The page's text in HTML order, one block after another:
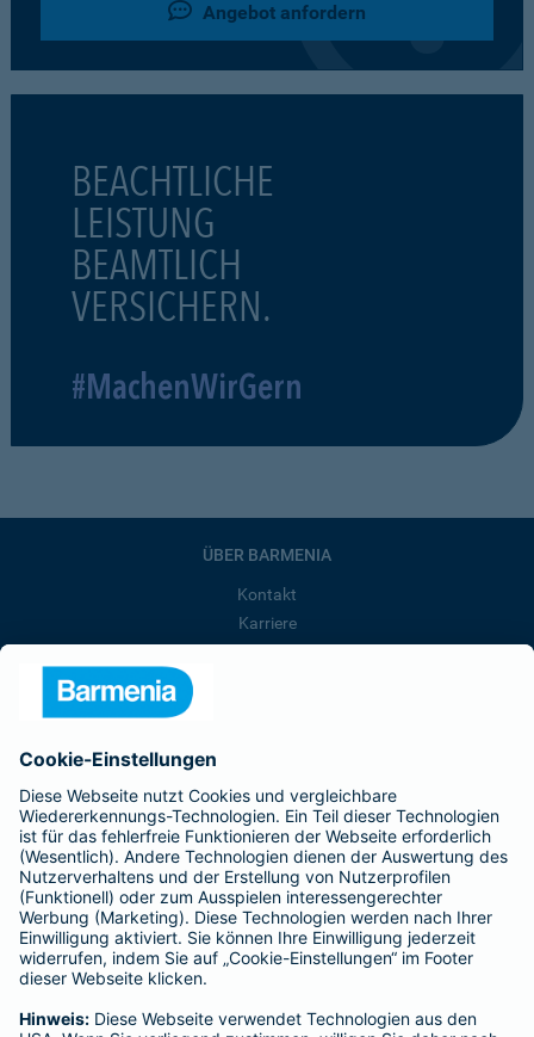
Angebot anfordern
BEACHTLICHE
LEISTUNG
BEAMTLICH
VERSICHERN.
#MachenWirGern
ÜBER BARMENIA
Kontakt
Karriere
Barmenia ist Teil der BarmeniaGothaer
BELIEBTE SEITEN
Kranken-Zusatzversicherung
Tierversicherungen
Haftpflichtversicherung
Hausratversicherung